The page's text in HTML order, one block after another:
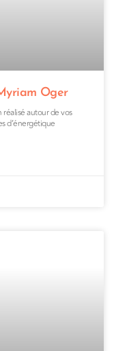
Oger
réalisé autour de vos
d’énergétique